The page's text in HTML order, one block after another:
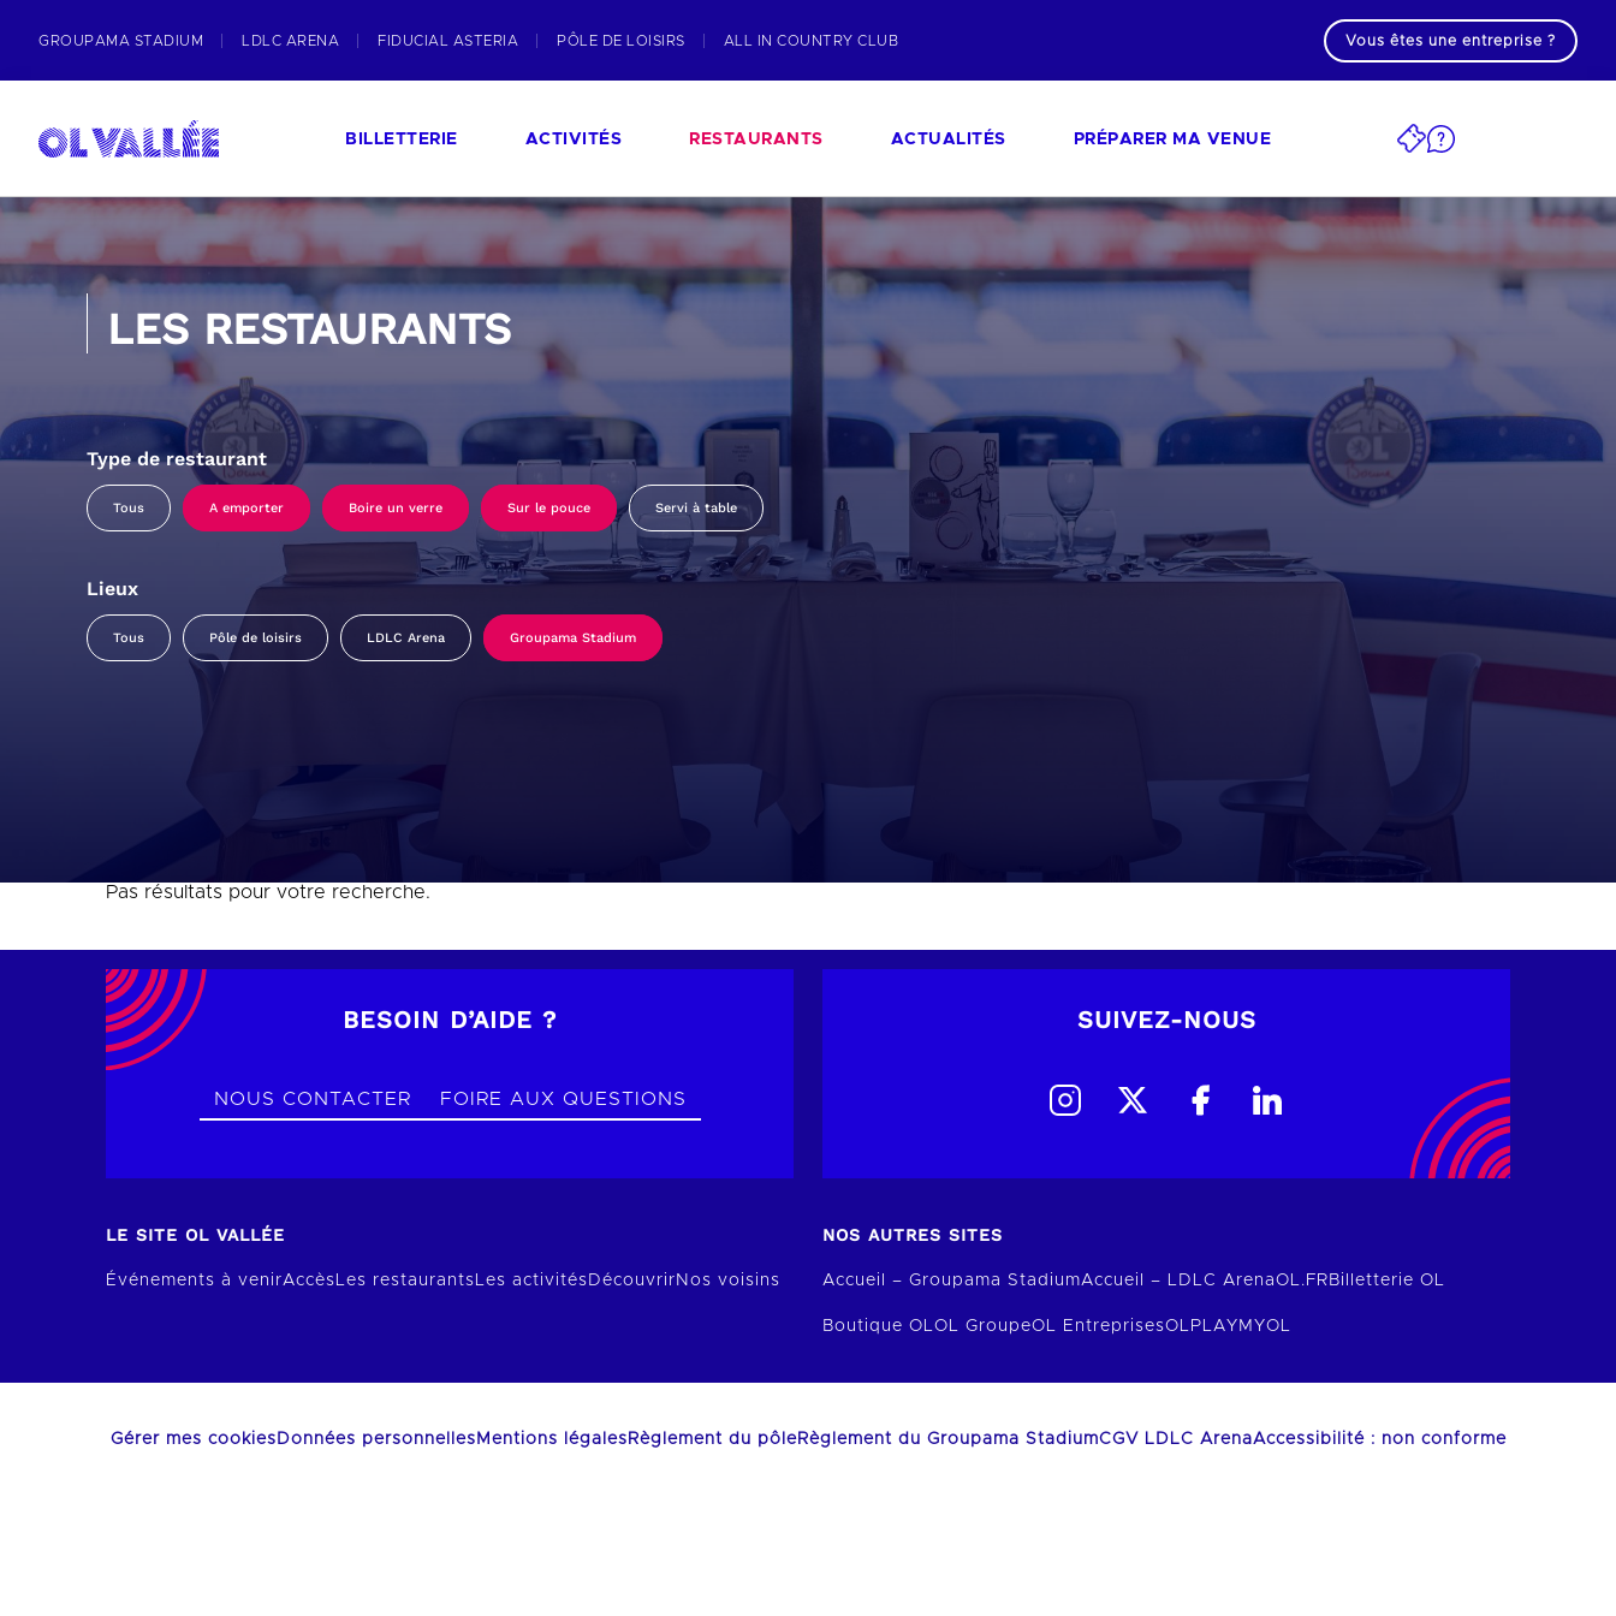
GROUPAMA STADIUM LDLC ARENA FIDUCIAL ASTERIA PÔLE DE LOISIRS ALL IN COUNTRY CLUB Vous êtes une entreprise ?
BILLETTERIE ACTIVITÉS RESTAURANTS ACTUALITÉS PRÉPARER MA VENUE
LES RESTAURANTS
Type de restaurant
Tous A emporter Boire un verre Sur le pouce Servi à table
Lieux
Tous Pôle de loisirs LDLC Arena Groupama Stadium
Pas résultats pour votre recherche.
BESOIN D’AIDE ?
NOUS CONTACTER FOIRE AUX QUESTIONS
SUIVEZ-NOUS
LE SITE OL VALLÉE
Événements à venirAccèsLes restaurantsLes activités Découvrir Nos voisins
NOS AUTRES SITES
Accueil – Groupama StadiumAccueil – LDLC ArenaOL.FR Billetterie OL
Boutique OLOL GroupeOL EntreprisesOLPLAY MYOL
Gérer mes cookies Données personnelles Mentions légales Règlement du pôleRèglement du Groupama StadiumCGV LDLC ArenaAccessibilité : non conforme